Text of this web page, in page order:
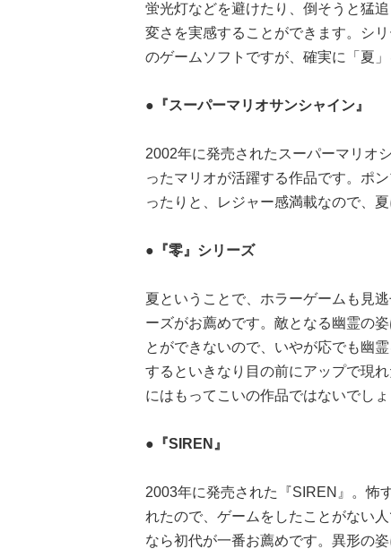
蛍光灯などを避けたり、倒そうと猛
変さを実感することができます。シ
のゲームソフトですが、確実に「夏
●『スーパーマリオサンシャイン』
2002年に発売されたスーパーマリオ
ったマリオが活躍する作品です。ポ
ったりと、レジャー感満載なので、夏
●『零』シリーズ
夏ということで、ホラーゲームも見
ーズがお薦めです。敵となる幽霊の
とができないので、いやが応でも幽
するといきなり目の前にアップで現
にはもってこいの作品ではないでしょ
●『SIREN』
2003年に発売された『SIREN』。怖
れたので、ゲームをしたことがない
なら初代が一番お薦めです。異形の